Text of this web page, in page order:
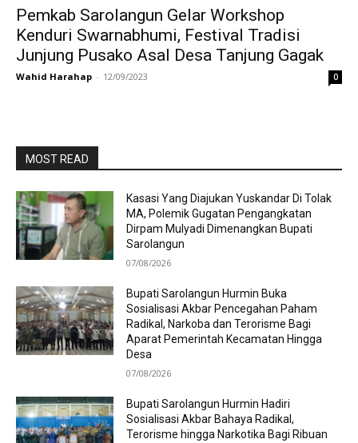
Pemkab Sarolangun Gelar Workshop
Kenduri Swarnabhumi, Festival Tradisi
Junjung Pusako Asal Desa Tanjung Gagak
Wahid Harahap - 12/09/2023 0
MOST READ
Kasasi Yang Diajukan Yuskandar Di Tolak
MA, Polemik Gugatan Pengangkatan
Dirpam Mulyadi Dimenangkan Bupati
Sarolangun
07/08/2026
Bupati Sarolangun Hurmin Buka
Sosialisasi Akbar Pencegahan Paham
Radikal, Narkoba dan Terorisme Bagi
Aparat Pemerintah Kecamatan Hingga
Desa
07/08/2026
Bupati Sarolangun Hurmin Hadiri
Sosialisasi Akbar Bahaya Radikal,
Terorisme hingga Narkotika Bagi Ribuan